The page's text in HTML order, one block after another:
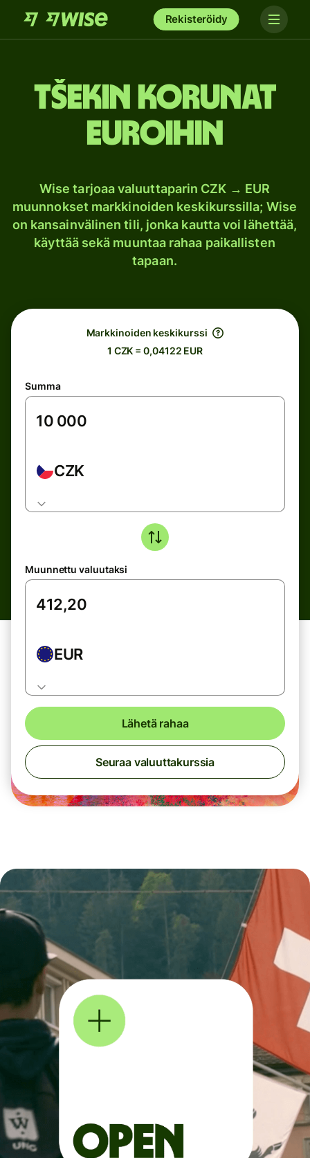
Rekisteröidy
Tšekin korunat
euroihin
Wise tarjoaa valuuttaparin CZK → EUR
muunnokset markkinoiden keskikurssilla; Wise
on kansainvälinen tili, jonka kautta voi lähettää,
käyttää sekä muuntaa rahaa paikallisten
tapaan.
Markkinoiden keskikurssi
1 CZK = 0,04122 EUR
Summa
CZK
Muunnettu valuutaksi
EUR
Lähetä rahaa
Seuraa valuuttakurssia